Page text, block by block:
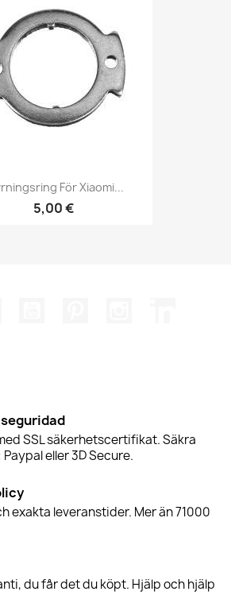
För Xiaomi...
5,00 €
SSL säkerhetscertifikat. Säkra
eller 3D Secure.
exakta leveranstider. Mer än 71000
du får det du köpt. Hjälp och hjälp